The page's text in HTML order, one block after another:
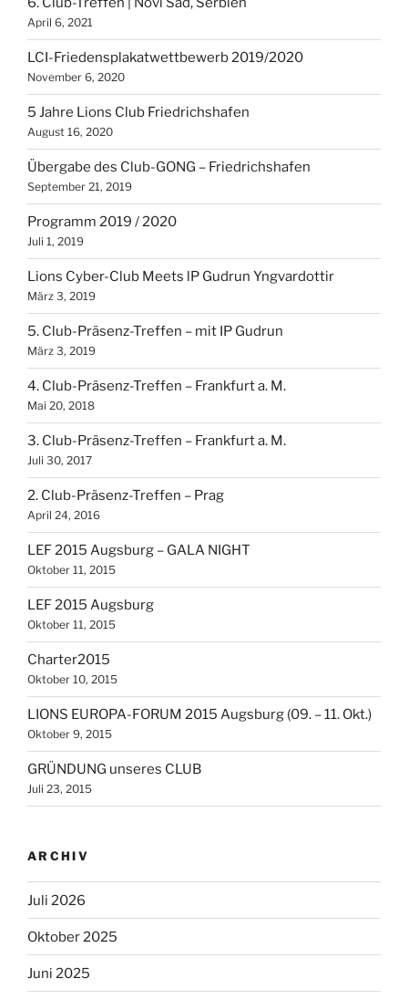
April 6, 2021
LCI-Friedensplakatwettbewerb 2019/2020
November 6, 2020
5 Jahre Lions Club Friedrichshafen
August 16, 2020
Übergabe des Club-GONG – Friedrichshafen
September 21, 2019
Programm 2019 / 2020
Juli 1, 2019
Lions Cyber-Club Meets lP Gudrun Yngvardottir
März 3, 2019
5. Club-Präsenz-Treffen – mit IP Gudrun
März 3, 2019
4. Club-Präsenz-Treffen – Frankfurt a. M.
Mai 20, 2018
3. Club-Präsenz-Treffen – Frankfurt a. M.
Juli 30, 2017
2. Club-Präsenz-Treffen – Prag
April 24, 2016
LEF 2015 Augsburg – GALA NIGHT
Oktober 11, 2015
LEF 2015 Augsburg
Oktober 11, 2015
Charter2015
Oktober 10, 2015
LIONS EUROPA-FORUM 2015 Augsburg (09. – 11. Okt.)
Oktober 9, 2015
GRÜNDUNG unseres CLUB
Juli 23, 2015
ARCHIV
Juli 2026
Oktober 2025
Juni 2025